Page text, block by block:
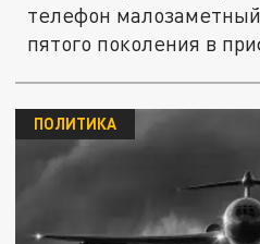
телефон
пятого поколения в
ПОЛИТИКА